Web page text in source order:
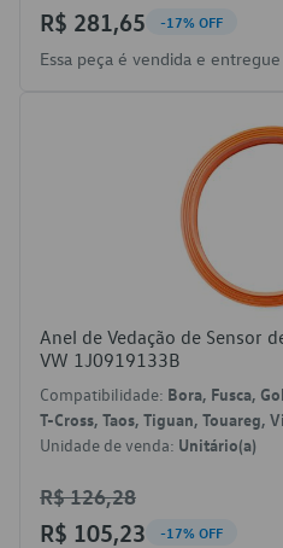
R$ 281,65 -17% OFF
Essa peça é vendida e
Anel de Vedação de Sensor
VW 1J0919133B
Compatibilidade: Bora, Fusca,
T-Cross, Taos, Tiguan, Touareg,
Unidade de venda: Unitário(a)
R$ 126,28
R$ 105,23 -17% OFF